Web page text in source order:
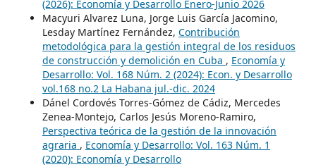
(2026): Economía y Desarrollo Enero-Junio 2026
Macyuri Alvarez Luna, Jorge Luis García Jacomino,
Lesday Martínez Fernández, Contribución
metodológica para la gestión integral de los residuos
de construcción y demolición en Cuba , Economía y
Desarrollo: Vol. 168 Núm. 2 (2024): Econ. y Desarrollo
vol.168 no.2 La Habana jul.-dic. 2024
Dánel Cordovés Torres-Gómez de Cádiz, Mercedes
Zenea-Montejo, Carlos Jesús Moreno-Ramiro,
Perspectiva teórica de la gestión de la innovación
agraria , Economía y Desarrollo: Vol. 163 Núm. 1
(2020): Economía y Desarrollo